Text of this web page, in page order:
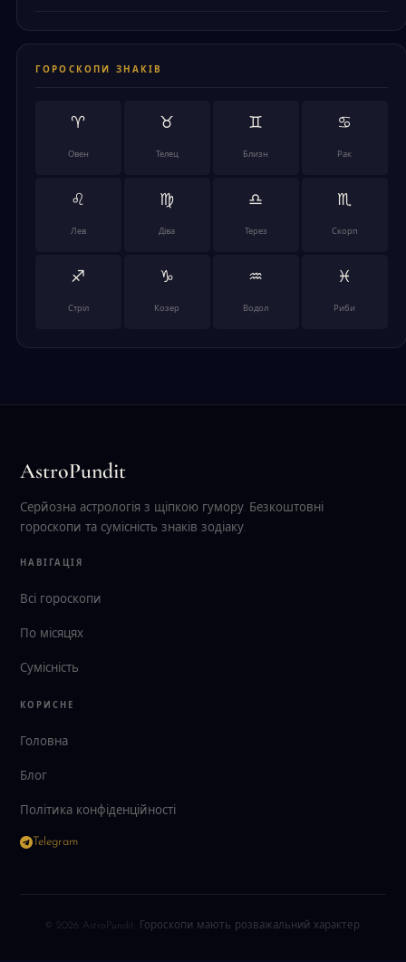
ГОРОСКОПИ ЗНАКІВ
♈
Овен
♉
Телец
♊
Близн
♋
Рак
♌
Лев
♍
Діва
♎
Терез
♏
Скорп
♐
Стріл
♑
Козер
♒
Водол
♓
Риби
AstroPundit
Серйозна астрологія з щіпкою гумору. Безкоштовні
гороскопи та сумісність знаків зодіаку.
НАВІГАЦІЯ
Всі гороскопи
По місяцях
Сумісність
КОРИСНЕ
Головна
Блог
Політика конфіденційності
Telegram
© 2026 AstroPundit. Гороскопи мають розважальний характер.